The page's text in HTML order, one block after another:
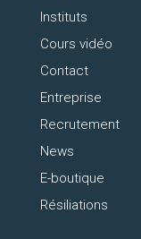
Instituts
Cours vidéo
Contact
Entreprise
Recrutement
News
E-boutique
Résiliations